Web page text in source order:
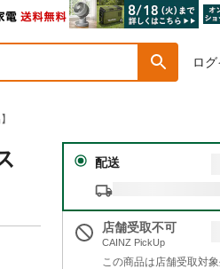
ロ
配送
店舗受取不可
CAINZ PickUp
この商品は店舗受取対